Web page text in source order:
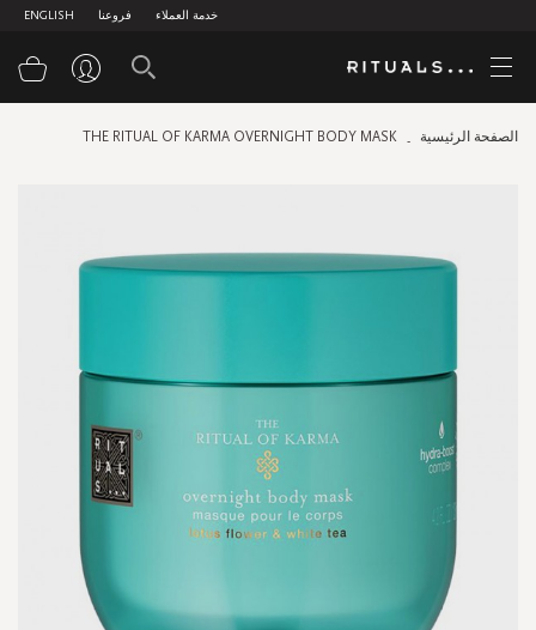
ENGLISH فروعنا خدمة العملاء
الصفحة الرئيسية THE RITUAL OF KARMA OVERNIGHT BODY MASK